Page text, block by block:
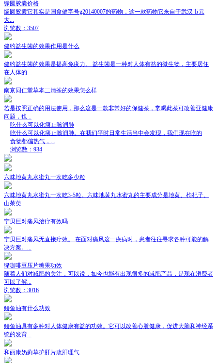
缘圆胶囊价格
缘圆胶囊它其实是国食健字号g20140007的药物，这一款药物它来自于武汉市元
大...
浏览数：3507
健约益生菌的效果作用是什么
健约益生菌的效果是提高免疫力。 益生菌是一种对人体有益的微生物，主要居住
在人体的...
南京同仁堂草本三清茶的效果怎么样
若是按照正确的用法使用，那么这是一款非常好的保健茶，常喝此茶可改善亚健康
问题，也...
吃什么可以化痰止咳润肺
吃什么可以化痰止咳润肺。在我们平时日常生活当中会发现，我们现在吃的
食物都偏热气，...
浏览数：934
六味地黄丸水蜜丸一次吃多少粒
六味地黄丸水蜜丸一次吃3-5粒。六味地黄丸水蜜丸的主要成分是地黄、枸杞子、
山茱萸...
宁贝巨对痛风治疗有效吗
宁贝巨对痛风无直接疗效。 在面对痛风这一疾病时，患者往往寻求各种可能的解
决方案。...
绿咖啡豆压片糖果功效
随着人们对减肥的关注，可以说，如今也能有出现很多的减肥产品，是现在消费者
可以了解...
浏览数：3016
鳗鱼油有什么功效
鳗鱼油具有多种对人体健康有益的功效。它可以改善心脏健康，促进大脑和神经系
统的发育...
和丽康奶蓟草护肝片疏肝理气